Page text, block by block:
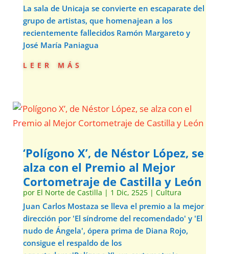
La sala de Unicaja se convierte en escaparate del
grupo de artistas, que homenajean a los
recientemente fallecidos Ramón Margareto y
José María Paniagua
leer más
‘Polígono X’, de Néstor López, se
alza con el Premio al Mejor
Cortometraje de Castilla y León
por El Norte de Castilla | 1 Dic, 2525| Cultura
Juan Carlos Mostaza se lleva el premio a la mejor
dirección por 'El síndrome del recomendado' y 'El
nudo de Ángela', ópera prima de Diana Rojo,
consigue el respaldo de los